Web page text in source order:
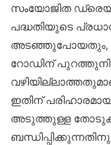
സംയോജിത
പദ്ധതിയുടെ
അടഞ്ഞുപോയതും,
റോഡിന്
ഇതിന്
അടുത്തുള്ള